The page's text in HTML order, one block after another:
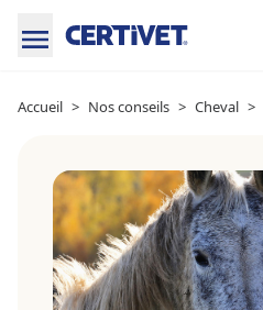
Accueil > Nos conseils > Cheval >